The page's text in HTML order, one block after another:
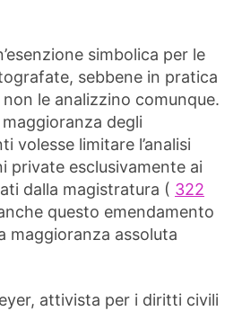
simbolica per le
sebbene in pratica
le analizzino comunque.
degli
volesse limitare l’analisi
private esclusivamente ai
dalla magistratura ( 322
questo emendamento
maggioranza assoluta
attivista per i diritti civili